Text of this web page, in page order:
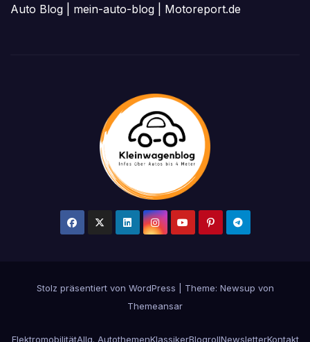
Auto Blog
mein-auto-blog Motoreport.de
Stolz präsentiert von WordPress
Theme: Newsup von
Themeansar
ElektromobilitätAllg. AutothemenKlassikerBlogrollNewsletterKontakt